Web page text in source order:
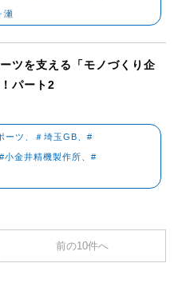
瀬
ツを支える「モノづくり企
パート2
ーツ、＃埼玉GB、#
小金井精機製作所、#
前の10件へ